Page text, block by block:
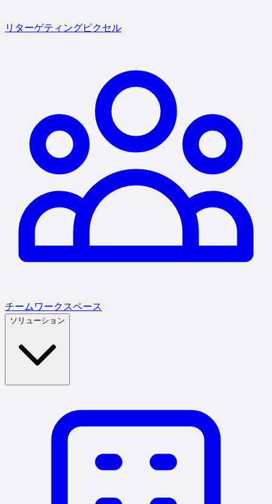
リターゲティングピクセル
チームワークスペース
ソリューション